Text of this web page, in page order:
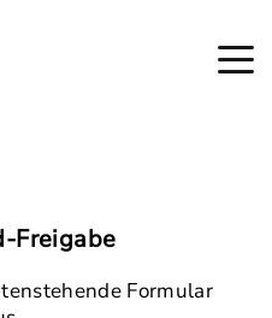
Freigabe
Formular